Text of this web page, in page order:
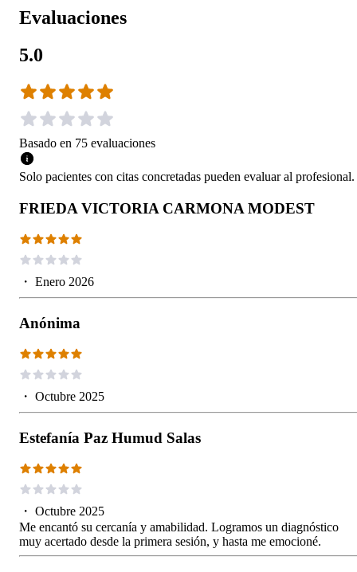
Evaluaciones
5.0
Basado en 75 evaluaciones
Solo pacientes con citas concretadas pueden evaluar al profesional.
FRIEDA VICTORIA CARMONA MODEST
・ Enero 2026
Anónima
・ Octubre 2025
Estefanía Paz Humud Salas
・ Octubre 2025
Me encantó su cercanía y amabilidad. Logramos un diagnóstico
muy acertado desde la primera sesión, y hasta me emocioné.